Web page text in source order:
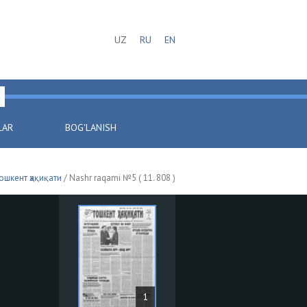
UZ RU EN
BOG'LANISH
ҳақиқати / Nashr raqami №5 ( 11. 808 )
1